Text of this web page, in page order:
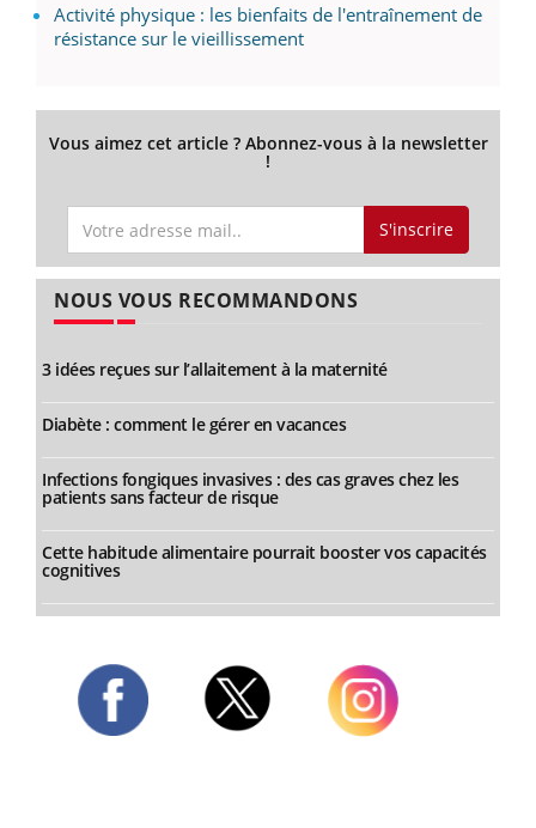
Activité physique : les bienfaits de l'entraînement de
résistance sur le vieillissement
Vous aimez cet article ? Abonnez-vous à la newsletter
!
S'inscrire
NOUS VOUS RECOMMANDONS
3 idées reçues sur l’allaitement à la maternité
Diabète : comment le gérer en vacances
Infections fongiques invasives : des cas graves chez les
patients sans facteur de risque
Cette habitude alimentaire pourrait booster vos capacités
cognitives